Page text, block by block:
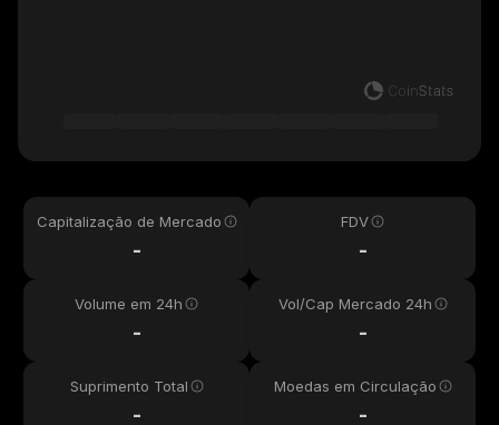
Capitalização de Mercado
-
FDV
-
Volume em 24h
-
Vol/Cap Mercado 24h
-
Suprimento Total
-
Moedas em Circulação
-